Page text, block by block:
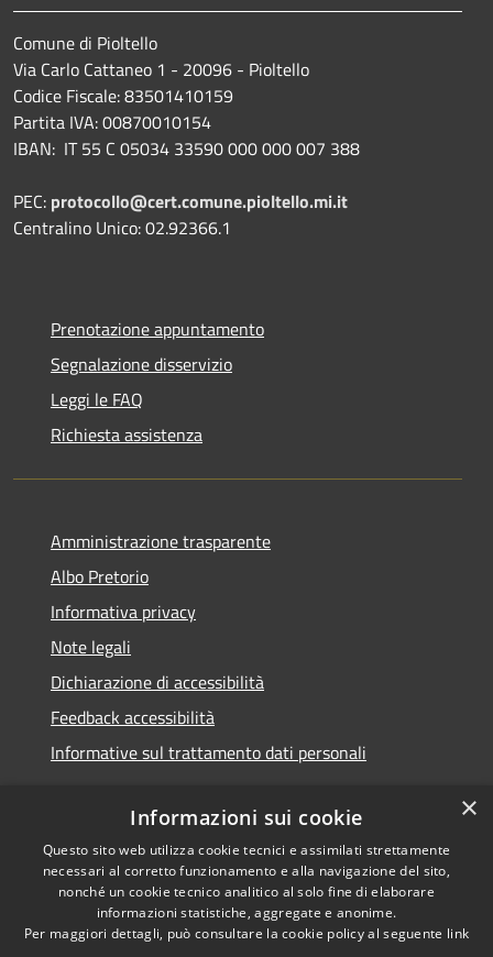
Comune di Pioltello
Via Carlo Cattaneo 1 - 20096 - Pioltello
Codice Fiscale: 83501410159
Partita IVA: 00870010154
IBAN: IT 55 C 05034 33590 000 000 007 388
PEC: protocollo@cert.comune.pioltello.mi.it
Centralino Unico: 02.92366.1
Prenotazione appuntamento
Segnalazione disservizio
Leggi le FAQ
Richiesta assistenza
Amministrazione trasparente
Albo Pretorio
Informativa privacy
Note legali
Dichiarazione di accessibilità
Feedback accessibilità
Informative sul trattamento dati personali
RSS
Accessibilità
Cookie
Copyright © 2026 • Comune di
Pioltello • Powered by
Municipium•Accesso
redazione
×
Informazioni sui cookie
Questo sito web utilizza cookie tecnici e assimilati strettamente
necessari al corretto funzionamento e alla navigazione del sito,
nonché un cookie tecnico analitico al solo fine di elaborare
informazioni statistiche, aggregate e anonime.
Per maggiori dettagli, può consultare la cookie policy al seguente link